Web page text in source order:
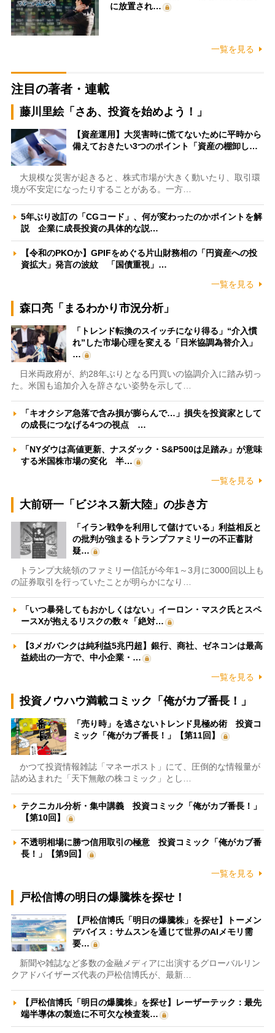
に放置され…
一覧を見る
注目の著者・連載
藤川里絵「さあ、投資を始めよう！」
【資産運用】大災害時に慌てないために平時から
備えておきたい3つのポイント「資産の棚卸し…
大規模な災害が起きると、株式市場が大きく動いたり、取引環
境が不安定になったりすることがある。一方…
5年ぶり改訂の「CGコード」、何が変わったのかポイントを解
説 企業に成長投資の具体的な説…
【令和のPKOか】GPIFをめぐる片山財務相の「円資産への投
資拡大」発言の波紋 「国債重視」…
一覧を見る
森口亮「まるわかり市況分析」
「トレンド転換のスイッチになり得る」“介入慣
れ”した市場心理を変える「日米協調為替介入」
…
日米両政府が、約28年ぶりとなる円買いの協調介入に踏み切っ
た。米国も追加介入を辞さない姿勢を示して…
「キオクシア急落で含み損が膨らんで…」損失を投資家として
の成長につなげる4つの視点 …
「NYダウは高値更新、ナスダック・S&P500は足踏み」が意味
する米国株市場の変化 半…
一覧を見る
大前研一「ビジネス新大陸」の歩き方
「イラン戦争を利用して儲けている」利益相反と
の批判が強まるトランプファミリーの不正蓄財
疑…
トランプ大統領のファミリー信託が今年1～3月に3000回以上も
の証券取引を行っていたことが明らかになり…
「いつ暴発してもおかしくはない」イーロン・マスク氏とスペ
ースXが抱えるリスクの数々「絶対…
【3メガバンクは純利益5兆円超】銀行、商社、ゼネコンは最高
益続出の一方で、中小企業・…
一覧を見る
投資ノウハウ満載コミック「俺がカブ番長！」
「売り時」を逃さないトレンド見極め術 投資コ
ミック「俺がカブ番長！」【第11回】
かつて投資情報雑誌「マネーポスト」にて、圧倒的な情報量が
詰め込まれた「天下無敵の株コミック」とし…
テクニカル分析・集中講義 投資コミック「俺がカブ番長！」
【第10回】
不透明相場に勝つ信用取引の極意 投資コミック「俺がカブ番
長！」【第9回】
一覧を見る
戸松信博の明日の爆騰株を探せ！
【戸松信博氏「明日の爆騰株」を探せ】トーメン
デバイス：サムスンを通じて世界のAIメモリ需
要…
新聞や雑誌など多数の金融メディアに出演するグローバルリン
クアドバイザーズ代表の戸松信博氏が、最新…
【戸松信博氏「明日の爆騰株」を探せ】レーザーテック：最先
端半導体の製造に不可欠な検査装…